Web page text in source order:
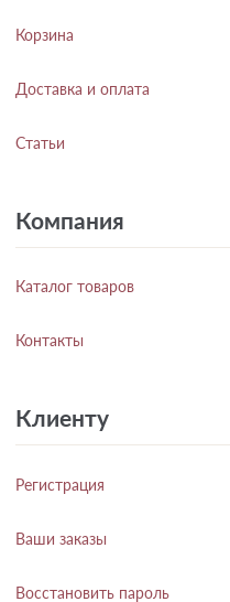
Корзина
Доставка и оплата
Статьи
Компания
Каталог товаров
Контакты
Клиенту
Регистрация
Ваши заказы
Восстановить пароль